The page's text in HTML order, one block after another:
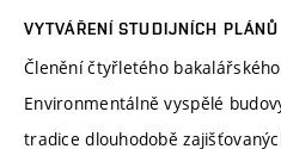
VYTVÁŘENÍ STUDIJNÍCH PLÁNŮ
Členění čtyřletého
Environmentálně vyspělé
tradice dlouhodobě